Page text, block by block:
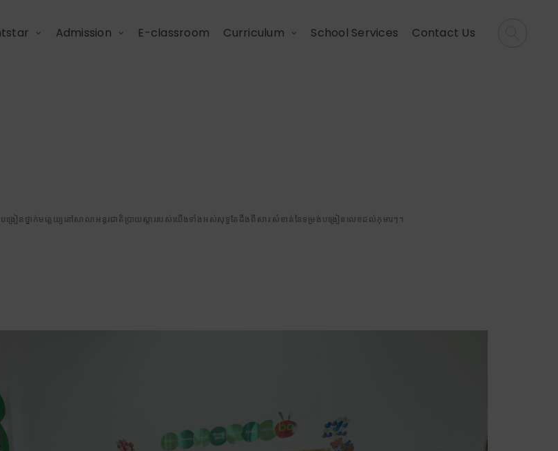
Admission E-classroom Curriculum School Services Contact Us
ង្រៀនថ្នាក់មត្តេយ្យនៅសាលាអន្តរជាតិប្រាយស្តាររបស់យើងទាំងអស់សុទ្ធតែដឹងពីសារៈសំខាន់នៃទម្រង់បង្រៀនលេខដល់កុមារៗ។